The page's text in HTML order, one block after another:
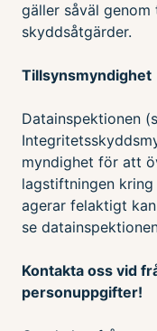
gäller såväl
skyddsåtgärder.
Tillsynsmyndighet
Datainspektionen
myndighet för att
lagstiftningen
agerar felaktigt
se
Kontakta oss vid
personuppgifter!